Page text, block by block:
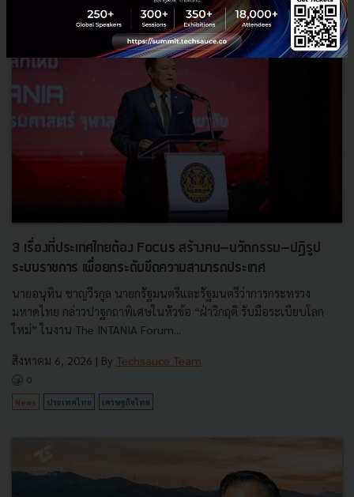
3 เรื่องที่ประเทศไทยต้อง Focus สร้างคน–นวัตกรรม–ปฏิรูป
ระบบราชการ เพื่อยกระดับขีดความสามารถประเทศ
นายอนุทิน ชาญวีรกูล นายกรัฐมนตรีและรัฐมนตรีว่าการกระทรวง
มหาดไทย กล่าวปาฐกถาพิเศษในหัวข้อ “ฝ่าวิกฤติ รับมือระเบียบโลก
ใหม่” ในงาน The INTANIA Forum...
สิงหาคม 6, 2026 | By Techsauce Team
0
News ประเทศไทย เศรษฐกิจไทย